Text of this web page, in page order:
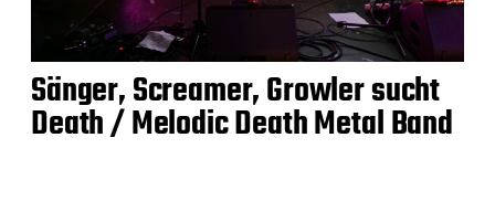
Sänger, Screamer, Growler sucht
Death / Melodic Death Metal Band